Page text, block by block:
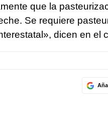
que la
Se requiere
dicen en el